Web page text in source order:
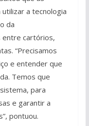
a tecnologia
da
entre cartórios,
“Precisamos
e entender que
Temos que
para
e garantir a
pontuou.